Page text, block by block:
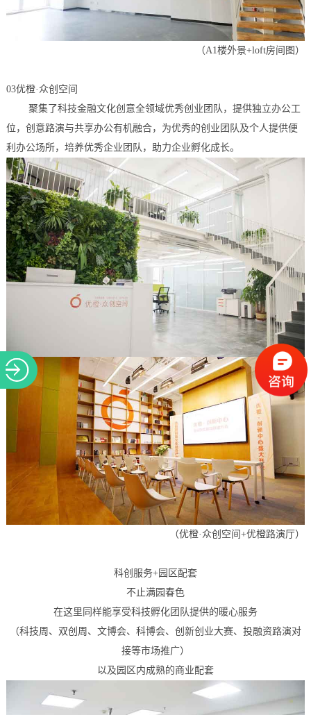
（A1楼外景+loft房间图 ）
03优橙·众创空间
聚集了科技金融文化创意全领域优秀创业团队，提供独立办公工
位，创意路演与共享办公有机融合，为优秀的创业团队及个人提供便
利办公场所，培养优秀企业团队，助力企业孵化成长。
（优橙·众创空间+优橙路演厅）
科创服务+园区配套
不止满园春色
在这里同样能享受科技孵化团队提供的暖心服务
（科技周、双创周、文博会、科博会、创新创业大赛、投融资路演对
接等市场推广）
以及园区内成熟的商业配套